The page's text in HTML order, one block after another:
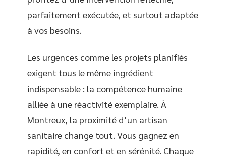
parfaitement exécutée, et surtout adaptée
à vos besoins.
Les urgences comme les projets planifiés
exigent tous le même ingrédient
indispensable : la compétence humaine
alliée à une réactivité exemplaire. À
Montreux, la proximité d’un artisan
sanitaire change tout. Vous gagnez en
rapidité, en confort et en sérénité. Chaque